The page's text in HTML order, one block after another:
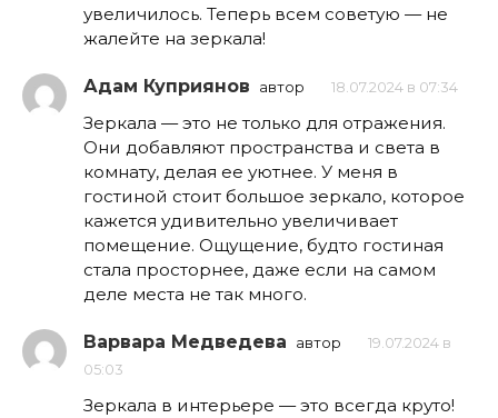
увеличилось. Теперь всем советую — не
жалейте на зеркала!
Адам Куприянов автор 18.07.2024 в 07:34
Зеркала — это не только для отражения.
Они добавляют пространства и света в
комнату, делая ее уютнее. У меня в
гостиной стоит большое зеркало, которое
кажется удивительно увеличивает
помещение. Ощущение, будто гостиная
стала просторнее, даже если на самом
деле места не так много.
Варвара Медведева автор
19.07.2024 в
05:03
Зеркала в интерьере — это всегда круто!